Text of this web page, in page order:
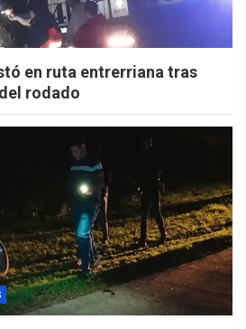
en ruta entrerriana tras
rodado